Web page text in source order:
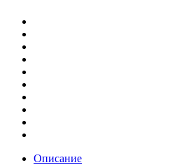
Описание